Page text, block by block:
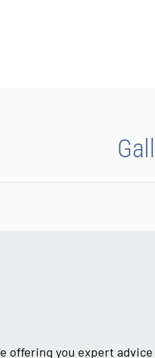
offering you expert